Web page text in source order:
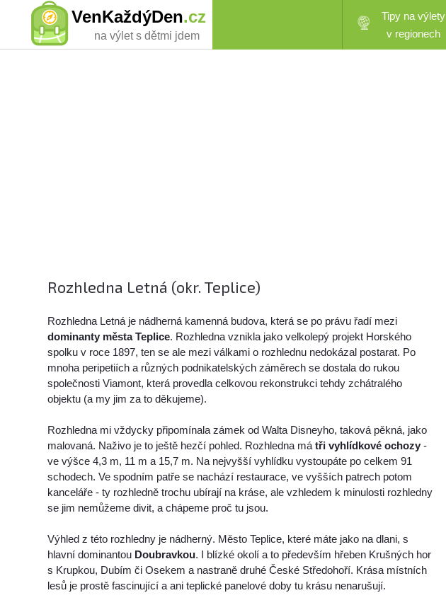
VenKaždýDen.cz
na výlet s dětmi jdem
Tipy na výlety
v regionech
Rozhledna Letná (okr. Teplice)
Rozhledna Letná je nádherná kamenná budova, která se po právu řadí mezi
dominanty města Teplice. Rozhledna vznikla jako velkolepý projekt Horského
spolku v roce 1897, ten se ale mezi válkami o rozhlednu nedokázal postarat. Po
mnoha peripetiích a různých podnikatelských záměrech se dostala do rukou
společnosti Viamont, která provedla celkovou rekonstrukci tehdy zchátralého
objektu (a my jim za to děkujeme).
Rozhledna mi vždycky připomínala zámek od Walta Disneyho, taková pěkná, jako
malovaná. Naživo je to ještě hezčí pohled. Rozhledna mátři vyhlídkové ochozy -
ve výšce 4,3 m, 11 m a 15,7 m. Na nejvyšší vyhlídku vystoupáte po celkem 91
schodech. Ve spodním patře se nachází restaurace, ve vyšších patrech potom
kanceláře - ty rozhledně trochu ubírají na kráse, ale vzhledem k minulosti rozhledny
se jim nemůžeme divit, a chápeme proč tu jsou.
Výhled z této rozhledny je nádherný. Město Teplice, které máte jako na dlani, s
hlavní dominantou Doubravkou. I blízké okolí a to především hřeben Krušných hor
s Krupkou, Dubím či Osekem a nastraně druhé České Středohoří. Krása místních
lesů je prostě fascinující a ani teplické panelové doby tu krásu nenarušují.